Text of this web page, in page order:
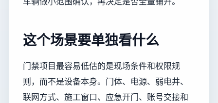
这个场景要单独看什么
门禁项目最容易低估的是现场条件和权限规
则，而不是设备本身。门体、电源、弱电井、
联网方式、施工窗口、应急开门、账号交接和